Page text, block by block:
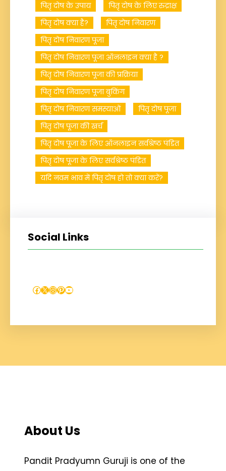
पितृ दोष के उपाय
पितृ दोष के लिए रुद्राक्ष
पितृ दोष क्या है?
पितृ दोष निवारण
पितृ दोष निवारण पूजा
पितृ दोष निवारण पूजा ऑनलाइन क्या है ?
पितृ दोष निवारण पूजा की प्रक्रिया
पितृ दोष निवारण पूजा बुकिंग
पितृ दोष निवारण समस्याओं
पितृ दोष पूजा
पितृ दोष पूजा की खर्च
पितृ दोष पूजा के लिए ऑनलाइन सर्वश्रेष्ठ पंडित
पितृ दोष पूजा के लिए सर्वश्रेष्ठ पंडित
यदि नवम भाव में पितृ दोष हो तो क्या करें?
Social Links
Facebook X InstagramPinterest YouTube
About Us
Pandit Pradyumn Guruji is one of the